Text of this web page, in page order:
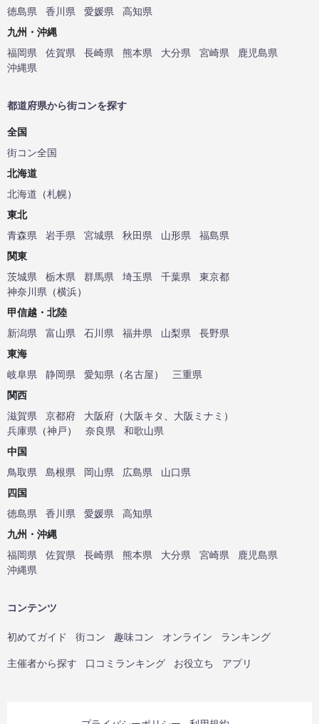
徳島県
香川県 愛媛県
高知県
九州・沖縄
福岡県
佐賀県 長崎県 熊本県 大分県 宮崎県
鹿児島県
沖縄県
都道府県から街コンを探す
全国
街コン全国
北海道
北海道 （札幌）
東北
青森県
岩手県 宮城県 秋田県 山形県
福島県
関東
茨城県
栃木県 群馬県 埼玉県 千葉県
東京都
神奈川県 （横浜）
甲信越・北陸
新潟県
富山県 石川県 福井県 山梨県
長野県
東海
岐阜県
静岡県 愛知県 （名古屋）
三重県
関西
滋賀県
京都府 大阪府 （大阪キタ 大阪ミナミ ）
兵庫県 （神戸） 奈良県
和歌山県
中国
鳥取県
島根県 岡山県 広島県
山口県
四国
徳島県
香川県 愛媛県
高知県
九州・沖縄
福岡県
佐賀県 長崎県 熊本県 大分県 宮崎県
鹿児島県
沖縄県
コンテンツ
初めてガイド 街コン 趣味コン オンライン ランキング
主催者から探す 口コミランキング お役立ち アプリ